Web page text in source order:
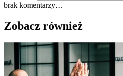
brak komentarzy…
Zobacz również